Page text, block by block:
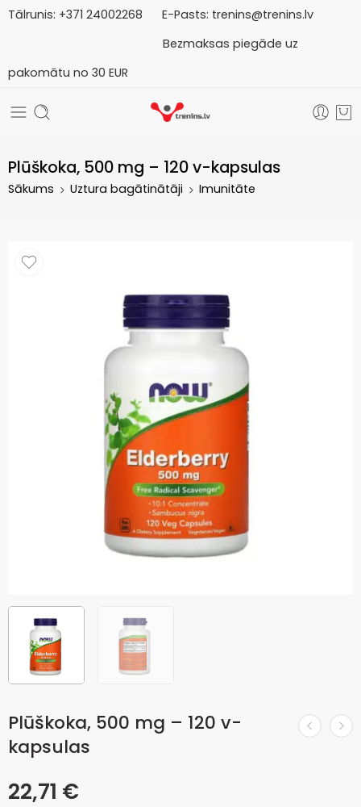
Tālrunis: +371 24002268 E-Pasts: trenins@trenins.lv
Bezmaksas piegāde uz
pakomātu no 30 EUR
Plūškoka, 500 mg – 120 v-kapsulas
Sākums Uztura bagātinātāji Imunitāte
Plūškoka, 500 mg – 120 v-
kapsulas
22,71 €